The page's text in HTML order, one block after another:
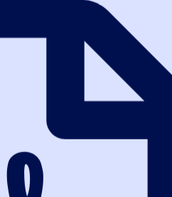
и
об отмене
кабинете ЕИС. В блоке «Отмена
специальная форма.
квалифицированной
внутренний приказ. Он не
но служит доказательством
в ЕИС процедура считается